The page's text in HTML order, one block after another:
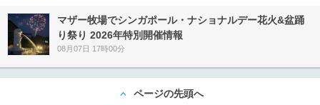
マザー牧場でシンガポール・ナショナルデー花火&盆踊
り祭り 2026年特別開催情報
08月07日 17時00分
ページの先頭へ